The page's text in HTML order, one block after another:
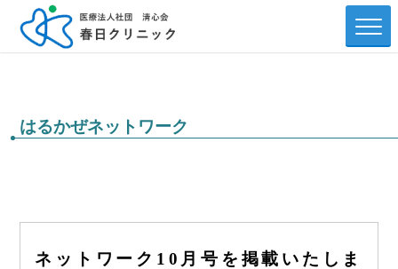
はるかぜネットワーク
ネットワーク10月号を掲載いたしま